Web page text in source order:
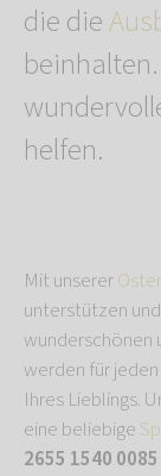
die die
helfen.
Mit unserer
unterstützen
wunderschönen
werden für
Ihres Lieblings.
eine beliebige
2655 1540